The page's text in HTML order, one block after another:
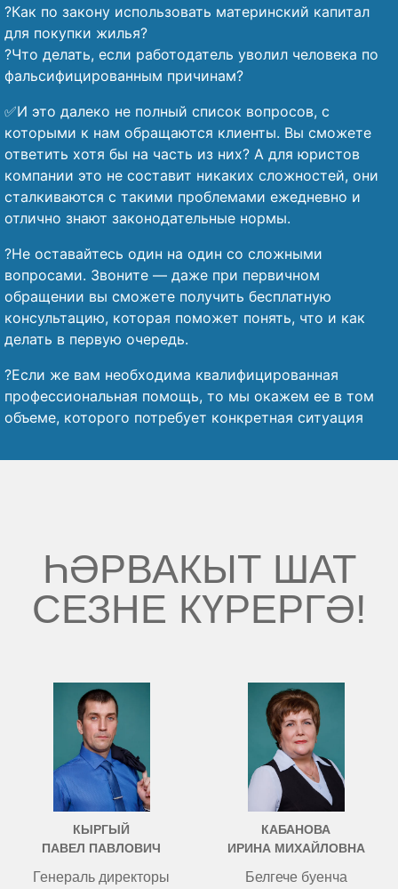
?Как по закону использовать материнский капитал
для покупки жилья?
?Что делать, если работодатель уволил человека по
фальсифицированным причинам?
✅И это далеко не полный список вопросов, с
которыми к нам обращаются клиенты. Вы сможете
ответить хотя бы на часть из них? А для юристов
компании это не составит никаких сложностей, они
сталкиваются с такими проблемами ежедневно и
отлично знают законодательные нормы.
?Не оставайтесь один на один со сложными
вопросами. Звоните — даже при первичном
обращении вы сможете получить бесплатную
консультацию, которая поможет понять, что и как
делать в первую очередь.
?Если же вам необходима квалифицированная
профессиональная помощь, то мы окажем ее в том
объеме, которого потребует конкретная ситуация
ҺӘРВАКЫТ ШАТ
СЕЗНЕ КҮРЕРГӘ!
КЫРГЫЙ
ПАВЕЛ ПАВЛОВИЧ
Генераль директоры
КАБАНОВА
ИРИНА МИХАЙЛОВНА
Белгече буенча